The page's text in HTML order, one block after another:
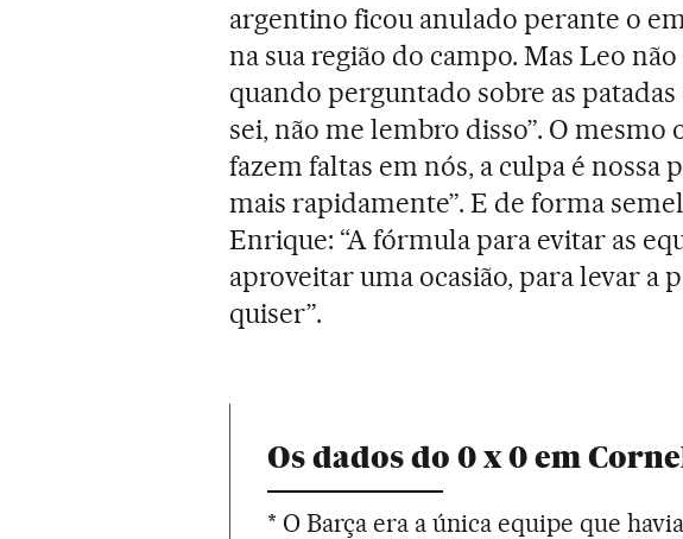
argentino ficou anulado perante o
na sua região do campo. Mas Leo
quando perguntado sobre as
sei, não me lembro disso”. O mesmo
fazem faltas em nós, a culpa é nossa
mais rapidamente”. E de forma
Enrique: “A fórmula para evitar as
aproveitar uma ocasião, para levar a
quiser”.
Os dados do 0 x 0 em
* O Barça era a única equipe que